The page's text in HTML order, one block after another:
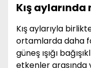
Kış
Kış aylarıyla
ortamlarda daha
güneş ışığı
etkenler arasında